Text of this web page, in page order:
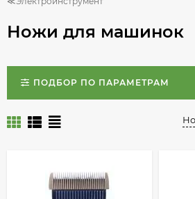
Ножи для машинок
ПОДБОР ПО ПАРАМЕТРАМ